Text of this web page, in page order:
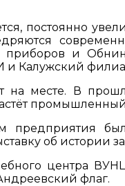
постоянно
приборов и
Калужский
на месте. В
предприятия
об истории
центра
флаг.